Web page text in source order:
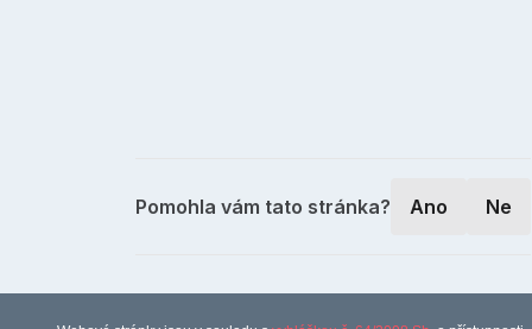
Pomohla vám tato stránka? Ano Ne